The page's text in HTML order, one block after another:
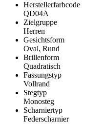
Herstellerfarbcode
QD04A
Zielgruppe
Herren
Gesichtsform
Oval, Rund
Brillenform
Quadratisch
Fassungstyp
Vollrand
Stegtyp
Monosteg
Scharniertyp
Federscharnier